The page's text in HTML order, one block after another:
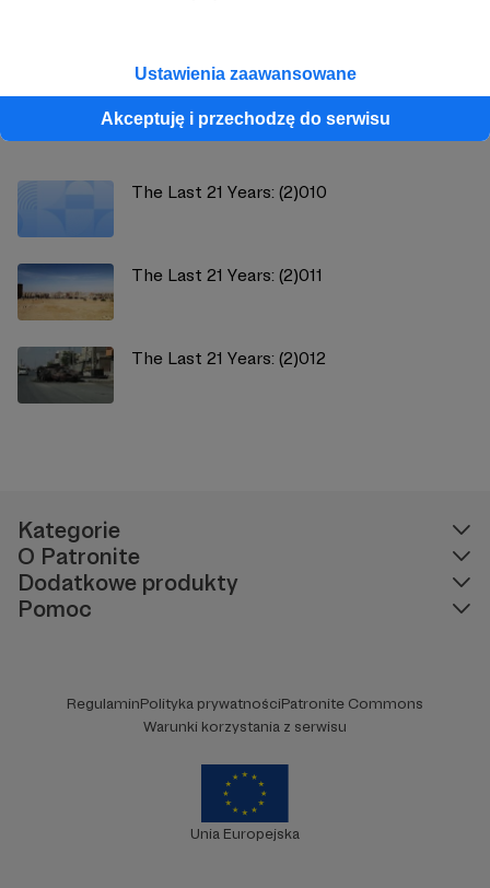
Ustawienia zaawansowane
Akceptuję i przechodzę do serwisu
Zobacz również
The Last 21 Years: (2)010
The Last 21 Years: (2)011
The Last 21 Years: (2)012
Kategorie
O Patronite
Dodatkowe produkty
Pomoc
RegulaminPolityka prywatnościPatronite Commons
Warunki korzystania z serwisu
Unia Europejska